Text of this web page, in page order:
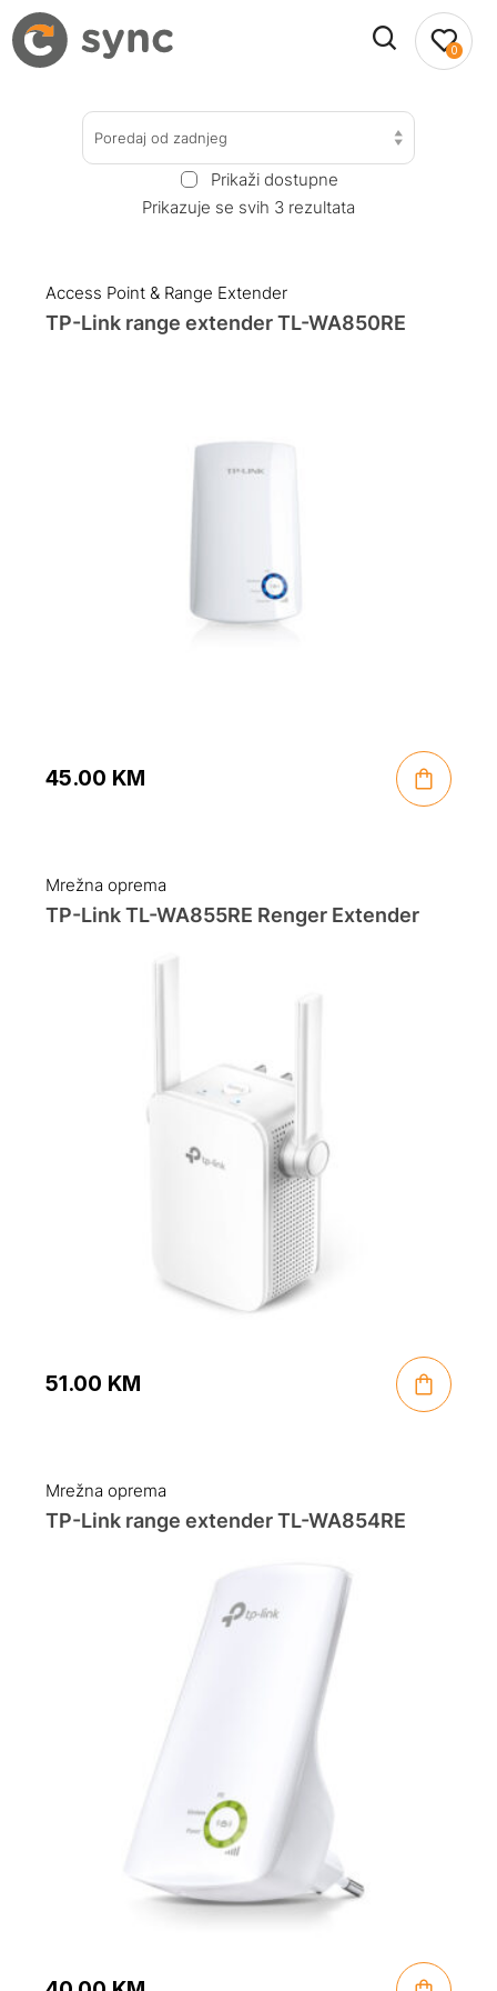
0
Poredaj od zadnjeg
Prikaži dostupne
Prikazuje se svih 3 rezultata
Access Point & Range Extender
TP-Link range extender TL-WA850RE
45.00 KM
Mrežna oprema
TP-Link TL-WA855RE Renger Extender
51.00 KM
Mrežna oprema
TP-Link range extender TL-WA854RE